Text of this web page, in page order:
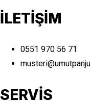
İLETİŞİM
0551 970 56 71
SERVİS